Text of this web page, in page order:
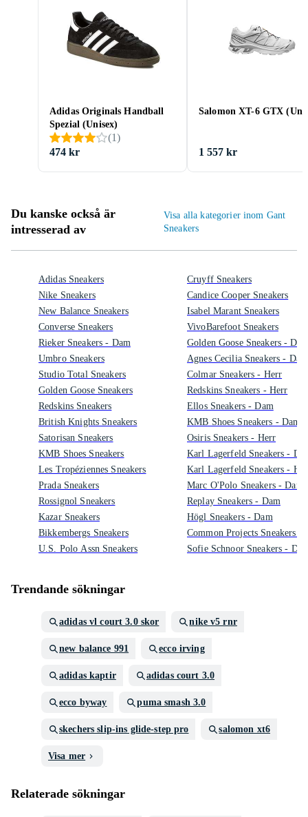
Adidas Originals Handball
Spezial (Unisex)
(1)
474 kr
Salomon XT-6 GTX
1 557 kr
Du kanske också är
intresserad av
Visa alla kategorier inom Gant
Sneakers
Adidas Sneakers
Nike Sneakers
New Balance Sneakers
Converse Sneakers
Rieker Sneakers - Dam
Umbro Sneakers
Studio Total Sneakers
Golden Goose Sneakers
Redskins Sneakers
British Knights Sneakers
Satorisan Sneakers
KMB Shoes Sneakers
Les Tropéziennes Sneakers
Prada Sneakers
Rossignol Sneakers
Kazar Sneakers
Bikkembergs Sneakers
U.S. Polo Assn Sneakers
Cruyff Sneakers
Candice Cooper Sneakers
Isabel Marant Sneakers
VivoBarefoot Sneakers
Golden Goose Sneakers -
Agnes Cecilia Sneakers - Dam
Colmar Sneakers - Herr
Redskins Sneakers - Herr
Ellos Sneakers - Dam
KMB Shoes Sneakers - Dam
Osiris Sneakers - Herr
Karl Lagerfeld Sneakers -
Karl Lagerfeld Sneakers -
Marc O'Polo Sneakers - Dam
Replay Sneakers - Dam
Högl Sneakers - Dam
Common Projects Sneakers -
Sofie Schnoor Sneakers -
Trendande sökningar
adidas vl court 3.0 skor nike v5 rnr
new balance 991 ecco irving
adidas kaptir adidas court 3.0
ecco byway puma smash 3.0
skechers slip-ins glide-step pro salomon xt6
Visa mer
Relaterade sökningar